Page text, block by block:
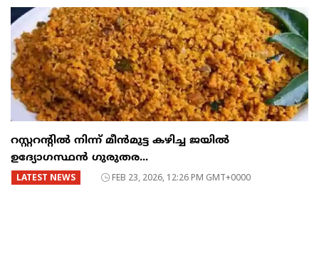
റസ്റ്ററന്റില്‍ നിന്ന് മീന്‍മുട്ട കഴിച്ച ജയില്‍
ഉദ്യോഗസ്ഥന്‍ ഗുരുതര...
LATEST NEWS FEB 23, 2026, 12:26 PM GMT+0000